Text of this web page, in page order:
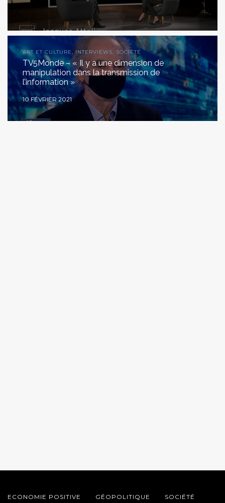
ART ET CULTURE, INTERVIEWS, SOCIÉTÉ
TV5Monde – « Il y a une dimension de
manipulation dans la transmission de
l’information »
10 FÉVRIER 2021
ECONOMIE POSITIVE GÉOPOLITIQUE SOCIÉTÉ